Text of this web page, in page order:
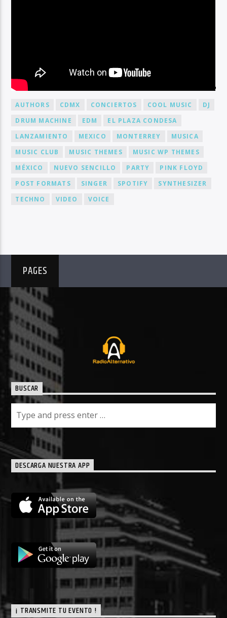
BY TAG
AUTHORS CDMX CONCIERTOS COOL MUSIC
DJ
DRUM MACHINE
EDM
EL PLAZA CONDESA
LANZAMIENTO
MEXICO MONTERREY
MUSICA
MUSIC CLUB
MUSIC THEMES
MUSIC WP THEMES
MÉXICO
NUEVO SENCILLO PARTY
PINK FLOYD
POST FORMATS
SINGER SPOTIFY
SYNTHESIZER
TECHNO
VIDEO VOICE
PAGES
BUSCAR
DESCARGA NUESTRA APP
¡ TRANSMITE TU EVENTO !